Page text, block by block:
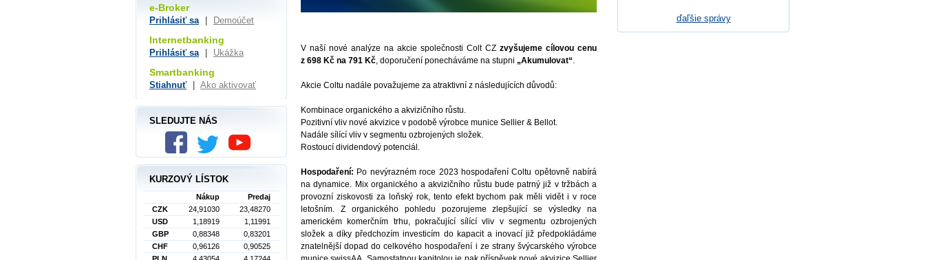
V naší nové analýze na akcie společnosti Colt CZ zvyšujeme cílovou cenu
z 698 Kč na 791 Kč , doporučení ponecháváme na stupni „Akumulovat“
Akcie Coltu nadále považujeme za atraktivní z následujících důvodů:
Kombinace organického a akvizičního růstu.
Pozitivní vliv nové akvizice v podobě výrobce munice Sellier & Bellot.
Nadále sílící vliv v segmentu ozbrojených složek.
Rostoucí dividendový potenciál.
Hospodaření: Po nevýrazném roce 2023 hospodaření Coltu opětovně nabírá
na dynamice. Mix organického a akvizičního růstu bude patrný již v tržbách a
provozní ziskovosti za loňský rok, tento efekt bychom pak měli vidět i v roce
letošním. Z organického pohledu pozorujeme zlepšující se výsledky na
americkém komerčním trhu, pokračující sílící vliv v segmentu ozbrojených
složek a díky předchozím investicím do kapacit a inovací již předpokládáme
znatelnější dopad do celkového hospodaření i ze strany švýcarského výrobce
ďaľšie správy
e-Broker
Prihlásiť sa Demoúčet
Internetbanking
Prihlásiť sa Ukážka
Smartbanking
Stiahnuť Ako aktivovať
SLEDUJTE NÁS
KURZOVÝ LÍSTOK
Nákup
Predaj
CZK
24,91030
23,48270
USD
1,18919
1,11991
GBP
0,88348
0,83201
CHF
0,96126
0,90525
PLN
4,43054 4,17244